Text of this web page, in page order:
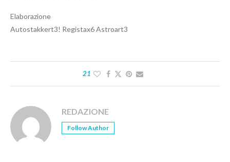
Elaborazione
Autostakkert3! Registax6 Astroart3
21
REDAZIONE
Follow Author